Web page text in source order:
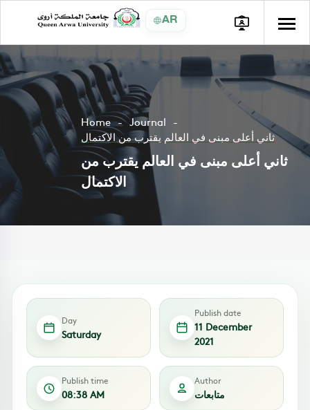
AR
Home
Journal
ثاني أعلى مبنى في العالم يقترب من الاكتمال
ثاني أعلى مبنى في العالم يقترب من
الاكتمال
Day
Saturday
Publish date
11 December
2021
Publish time
08:38 AM
Author
متابعات